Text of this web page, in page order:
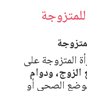
المتزوجة على
الزوج، ودوام
الصحي أو